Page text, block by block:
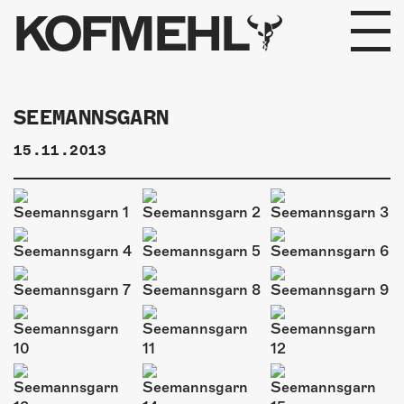
KOFMEHL
PROGRAMM
FABRIKGEFLÜSTER
GALERIE
FOTOGALERIE
PHOTOMAT
INFOS
KONTAKT
SEEMANNSGARN
15.11.2013